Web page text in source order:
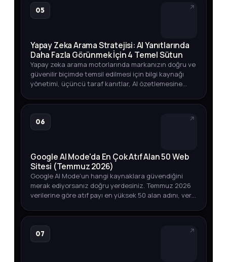
05
Yapay Zeka Arama Stratejisi: AI Yanıtlarında
Daha Fazla Görünmek İçin 4 Temel Sütun
Yapay zeka arama motorlarında markanızın doğru ve
güvenilir biçimde temsil edilmesi için bilgi kaynağı
yönetimi, üçüncü taraf kanıtlar, AI özetlemesine
kapsamlı bir strate…
06
Google AI Mode'da En Çok Atıf Alan 50 Web
Sitesi (Temmuz 2026)
Google AI Mode'un hangi kaynaklara güvendiğini
merak ediyorsanız doğru yerdesiniz. Temmuz 2026
verilerine göre atıf payı en yüksek 50 alan adını, veri
yollarını keşfedin.
07